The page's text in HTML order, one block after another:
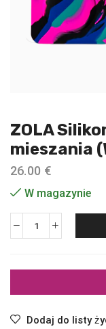
ZOLA
mieszania
26.00 €
W magazynie
Dodaj do listy